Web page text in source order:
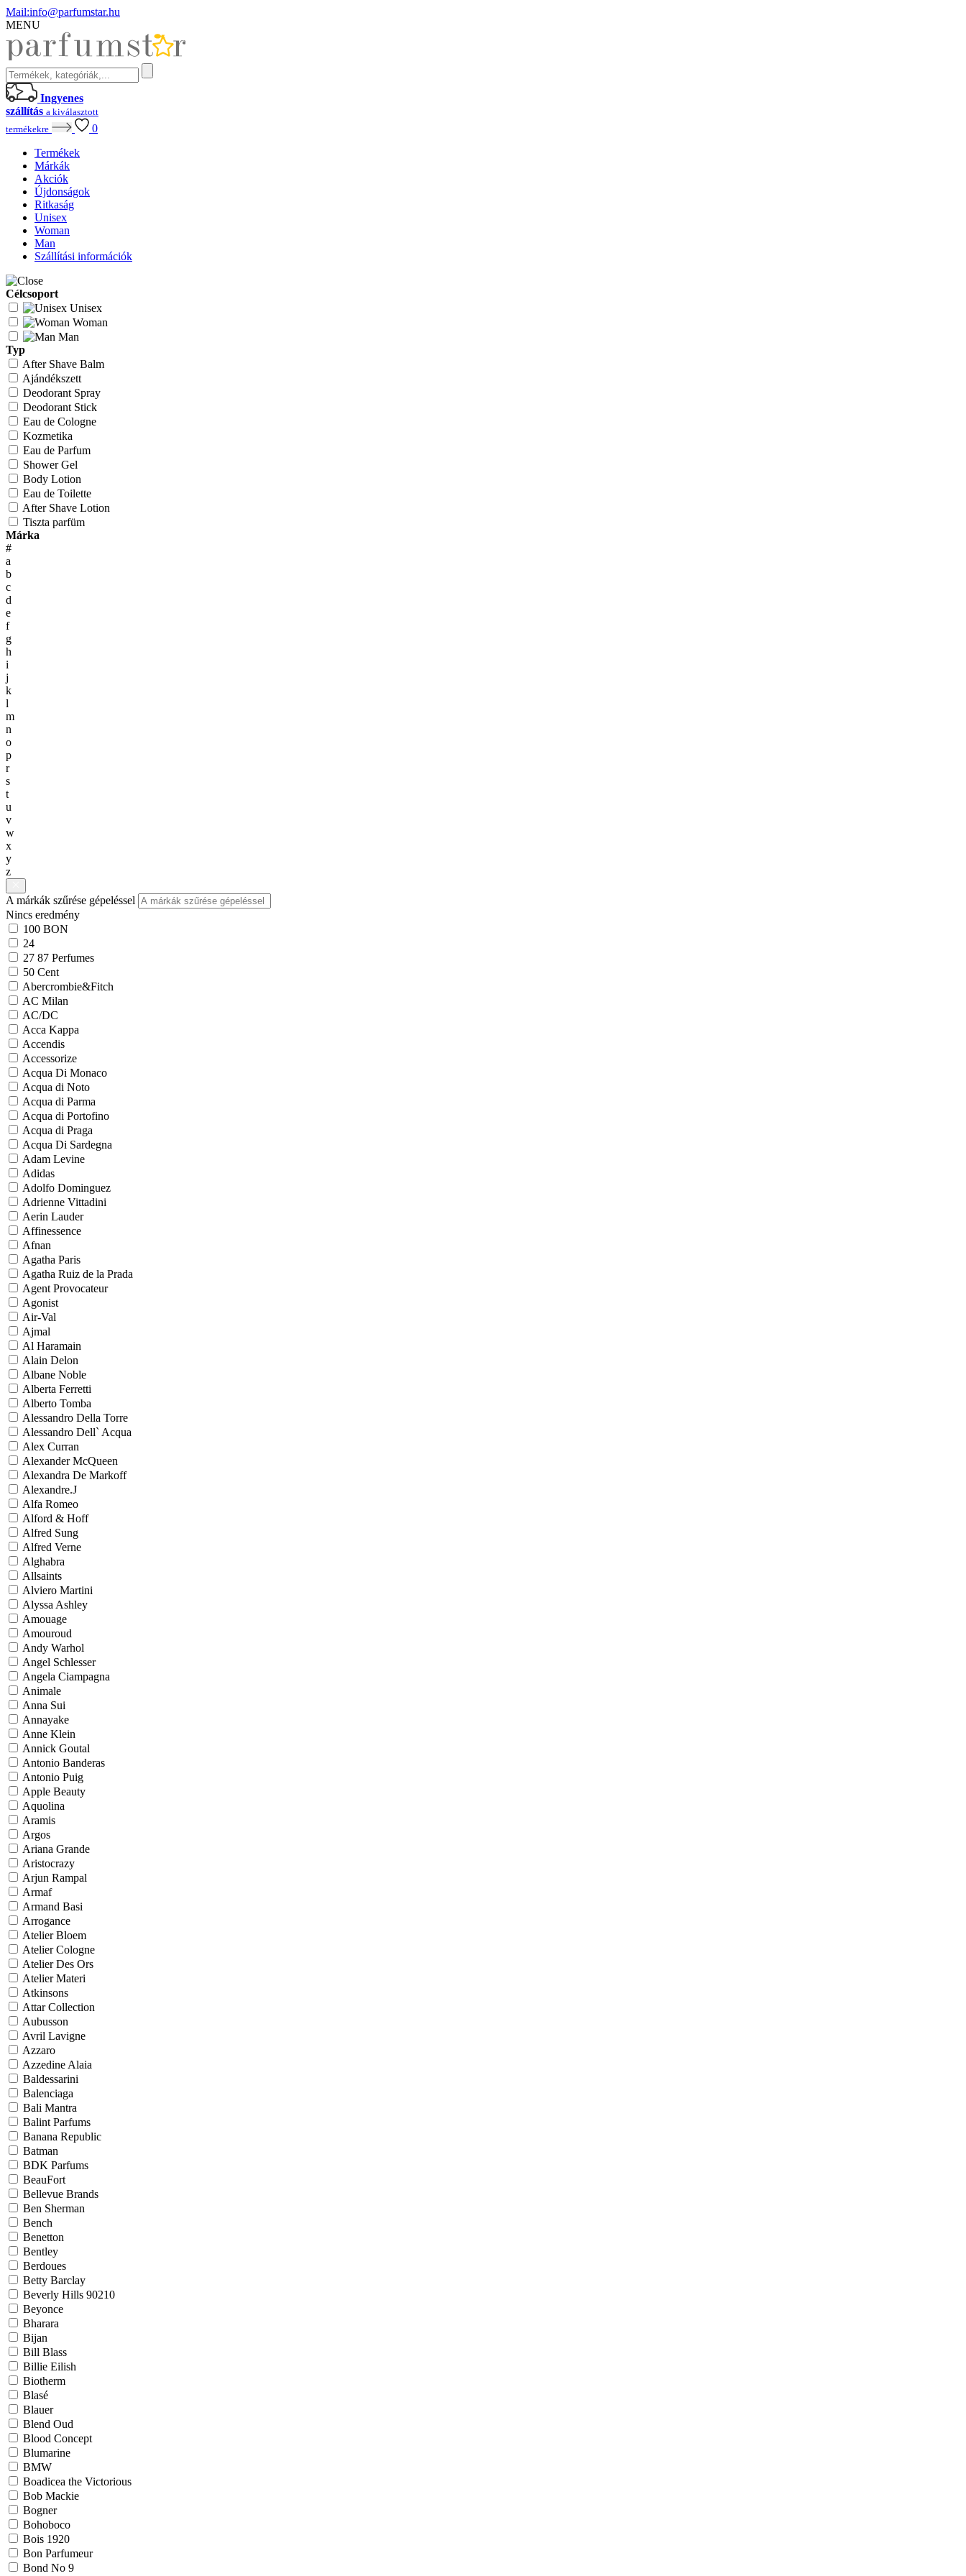
Mail:info@parfumstar.hu
MENU
Ingyenes
szállítás a kiválasztott
termékekre
0
Termékek
Márkák
Akciók
Újdonságok
Ritkaság
Unisex
Woman
Man
Szállítási információk
Célcsoport
Unisex
Woman
Man
Typ
After Shave Balm
Ajándékszett
Deodorant Spray
Deodorant Stick
Eau de Cologne
Kozmetika
Eau de Parfum
Shower Gel
Body Lotion
Eau de Toilette
After Shave Lotion
Tiszta parfüm
Márka
#
a
b
c
d
e
f
g
h
i
j
k
l
m
n
o
p
r
s
t
u
v
w
x
y
z
A márkák szűrése gépeléssel
Nincs eredmény
100 BON
24
27 87 Perfumes
50 Cent
Abercrombie&Fitch
AC Milan
AC/DC
Acca Kappa
Accendis
Accessorize
Acqua Di Monaco
Acqua di Noto
Acqua di Parma
Acqua di Portofino
Acqua di Praga
Acqua Di Sardegna
Adam Levine
Adidas
Adolfo Dominguez
Adrienne Vittadini
Aerin Lauder
Affinessence
Afnan
Agatha Paris
Agatha Ruiz de la Prada
Agent Provocateur
Agonist
Air-Val
Ajmal
Al Haramain
Alain Delon
Albane Noble
Alberta Ferretti
Alberto Tomba
Alessandro Della Torre
Alessandro Dell` Acqua
Alex Curran
Alexander McQueen
Alexandra De Markoff
Alexandre.J
Alfa Romeo
Alford & Hoff
Alfred Sung
Alfred Verne
Alghabra
Allsaints
Alviero Martini
Alyssa Ashley
Amouage
Amouroud
Andy Warhol
Angel Schlesser
Angela Ciampagna
Animale
Anna Sui
Annayake
Anne Klein
Annick Goutal
Antonio Banderas
Antonio Puig
Apple Beauty
Aquolina
Aramis
Argos
Ariana Grande
Aristocrazy
Arjun Rampal
Armaf
Armand Basi
Arrogance
Atelier Bloem
Atelier Cologne
Atelier Des Ors
Atelier Materi
Atkinsons
Attar Collection
Aubusson
Avril Lavigne
Azzaro
Azzedine Alaia
Baldessarini
Balenciaga
Bali Mantra
Balint Parfums
Banana Republic
Batman
BDK Parfums
BeauFort
Bellevue Brands
Ben Sherman
Bench
Benetton
Bentley
Berdoues
Betty Barclay
Beverly Hills 90210
Beyonce
Bharara
Bijan
Bill Blass
Billie Eilish
Biotherm
Blasé
Blauer
Blend Oud
Blood Concept
Blumarine
BMW
Boadicea the Victorious
Bob Mackie
Bogner
Bohoboco
Bois 1920
Bon Parfumeur
Bond No 9